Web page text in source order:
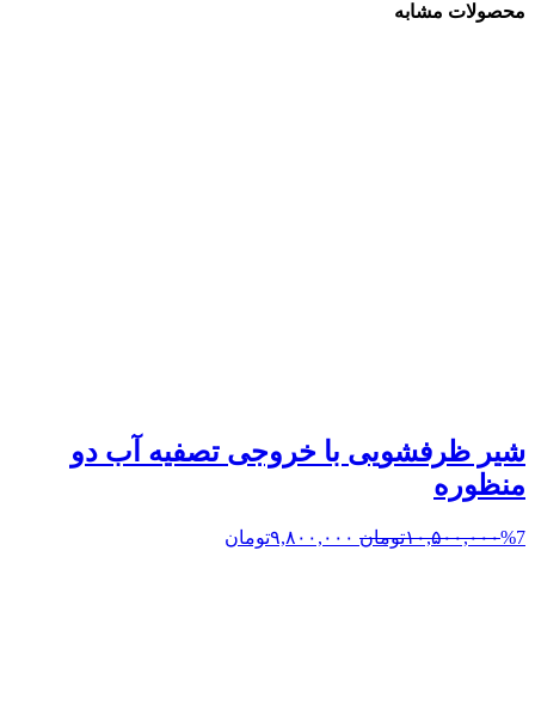
محصولات مشابه
شیر ظرفشویی با خروجی تصفیه آب دو
منظوره
%7۱۰,۵۰۰,۰۰۰تومان ۹,۸۰۰,۰۰۰تومان